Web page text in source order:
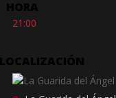
HORA
21:00
LOCALIZACIÓN